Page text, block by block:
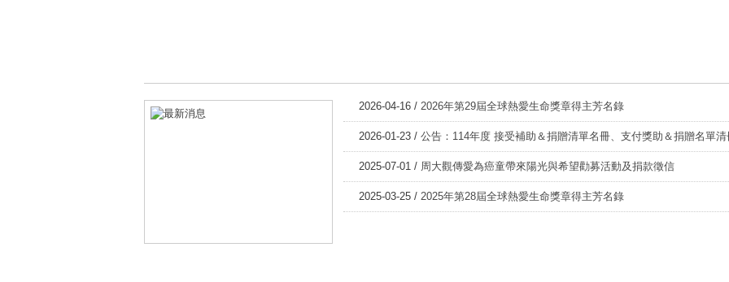
2026-04-16 / 2026年第29屆全球熱愛生命獎章得主芳名錄
2026-01-23 / 公告：114年度 接受補助＆捐贈清單名冊、支付獎助＆捐贈名單清
2025-07-01 / 周大觀傳愛為癌童帶來陽光與希望勸募活動及捐款徵信
2025-03-25 / 2025年第28屆全球熱愛生命獎章得主芳名錄